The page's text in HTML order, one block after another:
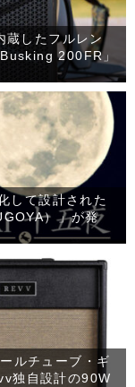
蔵したフルレン
200FR」
して設計された
）」が発
ルチューブ・ギ
独自設計の90W